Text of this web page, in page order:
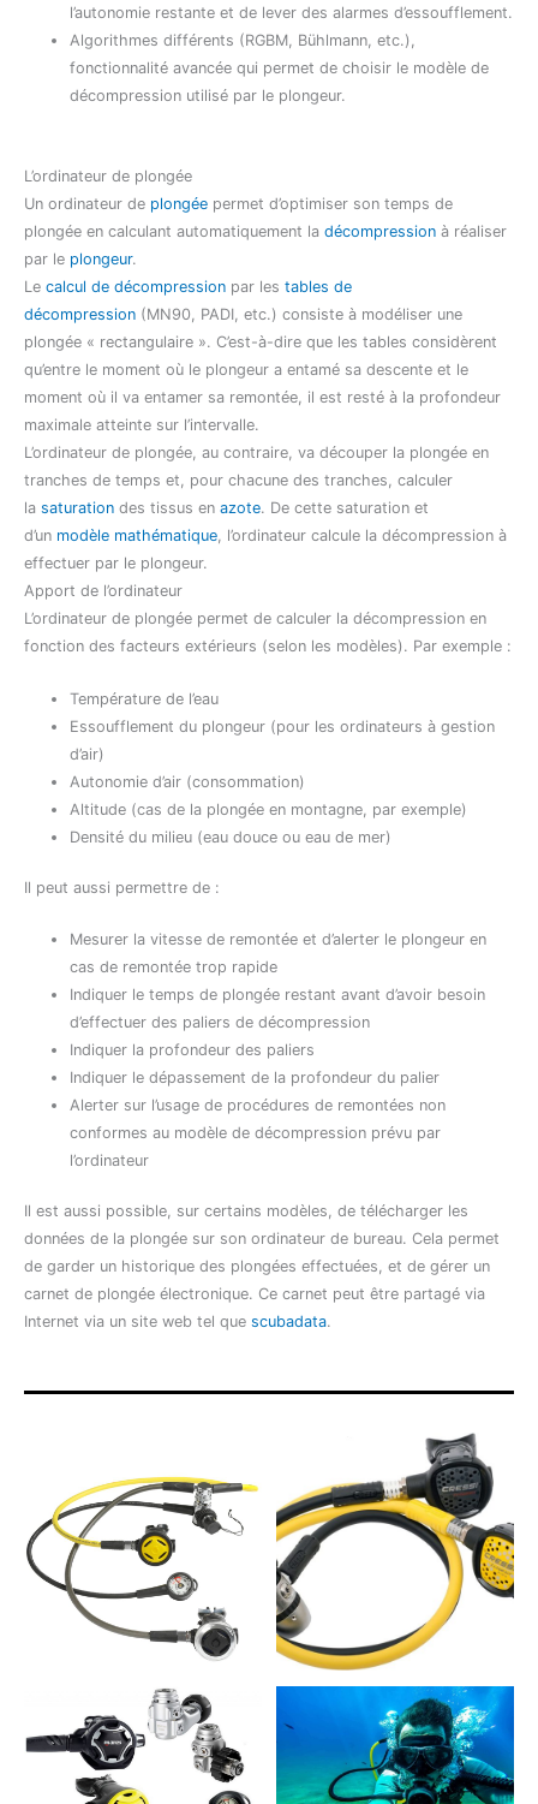
l’autonomie restante et de lever des alarmes d’essoufflement.
Algorithmes différents (RGBM, Bühlmann, etc.),
fonctionnalité avancée qui permet de choisir le modèle de
décompression utilisé par le plongeur.
L’ordinateur de plongée
Un ordinateur de plongée permet d’optimiser son temps de
plongée en calculant automatiquement la décompression à réaliser
par le plongeur.
Le calcul de décompression par les tables de
décompression (MN90, PADI, etc.) consiste à modéliser une
plongée « rectangulaire ». C’est-à-dire que les tables considèrent
qu’entre le moment où le plongeur a entamé sa descente et le
moment où il va entamer sa remontée, il est resté à la profondeur
maximale atteinte sur l’intervalle.
L’ordinateur de plongée, au contraire, va découper la plongée en
tranches de temps et, pour chacune des tranches, calculer
la saturation des tissus en azote. De cette saturation et
d’un modèle mathématique, l’ordinateur calcule la décompression à
effectuer par le plongeur.
Apport de l’ordinateur
L’ordinateur de plongée permet de calculer la décompression en
fonction des facteurs extérieurs (selon les modèles). Par exemple :
Température de l’eau
Essoufflement du plongeur (pour les ordinateurs à gestion
d’air)
Autonomie d’air (consommation)
Altitude (cas de la plongée en montagne, par exemple)
Densité du milieu (eau douce ou eau de mer)
Il peut aussi permettre de :
Mesurer la vitesse de remontée et d’alerter le plongeur en
cas de remontée trop rapide
Indiquer le temps de plongée restant avant d’avoir besoin
d’effectuer des paliers de décompression
Indiquer la profondeur des paliers
Indiquer le dépassement de la profondeur du palier
Alerter sur l’usage de procédures de remontées non
conformes au modèle de décompression prévu par
l’ordinateur
Il est aussi possible, sur certains modèles, de télécharger les
données de la plongée sur son ordinateur de bureau. Cela permet
de garder un historique des plongées effectuées, et de gérer un
carnet de plongée électronique. Ce carnet peut être partagé via
Internet via un site web tel que scubadata.